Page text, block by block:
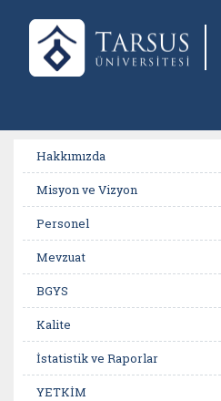
Hakkımızda
Misyon ve Vizyon
Personel
Mevzuat
BGYS
Kalite
İstatistik ve Raporlar
YETKİM